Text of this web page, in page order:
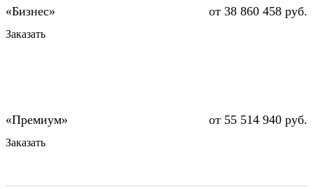
от 38 860 458 руб.
Заказать
от 55 514 940 руб.
Заказать